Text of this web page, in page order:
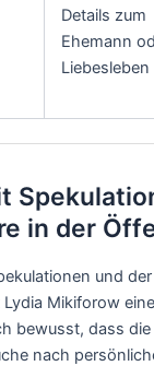
Details zum
Ehemann
Liebesleben
in der
und
Mikiforow
bewusst, dass
nach